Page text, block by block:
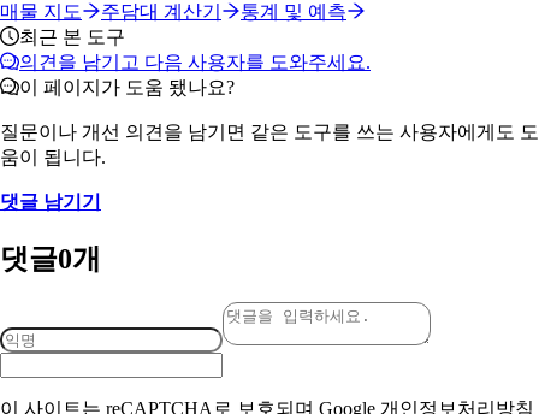
매물 지도
주담대 계산기
통계 및 예측
최근 본 도구
의견을 남기고 다음 사용자를 도와주세요.
이 페이지가 도움 됐나요?
질문이나 개선 의견을 남기면 같은 도구를 쓰는 사용자에게도 도
움이 됩니다.
댓글 남기기
댓글0개
이 사이트는 reCAPTCHA로 보호되며 Google 개인정보처리방침